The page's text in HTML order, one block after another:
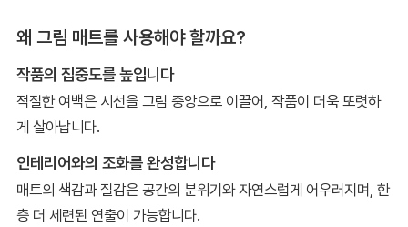
왜 그림 매트를 사용해야 할까요?
작품의 집중도를 높입니다
적절한 여백은 시선을 그림 중앙으로 이끌어, 작품이 더욱 또렷하
게 살아납니다.
인테리어와의 조화를 완성합니다
매트의 색감과 질감은 공간의 분위기와 자연스럽게 어우러지며, 한
층 더 세련된 연출이 가능합니다.